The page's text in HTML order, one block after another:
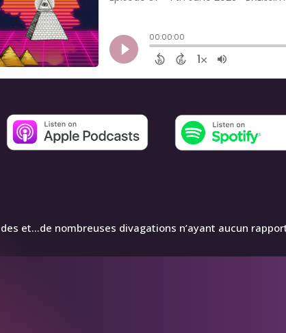
et…de nombreuses divagations n’ayant aucun